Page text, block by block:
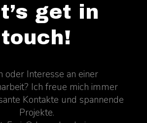
get in
touch!
oder Interesse an einer
Ich freue mich immer
Kontakte und spannende
Projekte.